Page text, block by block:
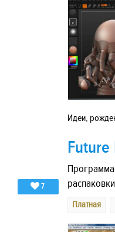
Идеи,
7
Future
Платная